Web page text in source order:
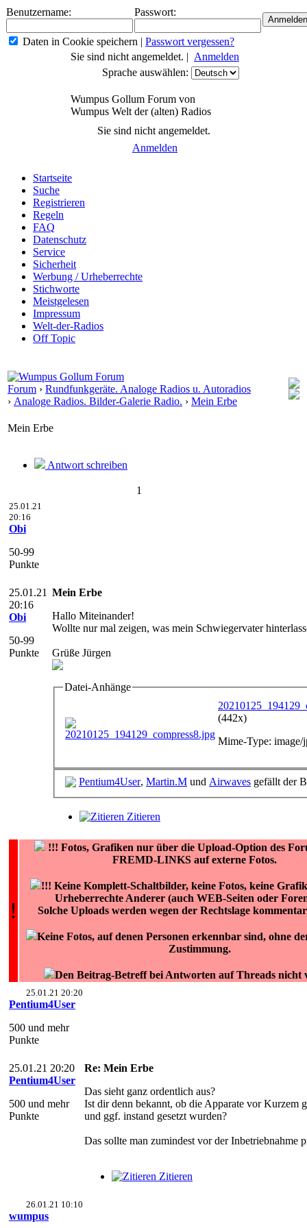
Benutzername: Passwort:
Daten in Cookie speichern | Passwort vergessen?
Sie sind nicht angemeldet. | Anmelden
Sprache auswählen:
Wumpus Gollum Forum von
Wumpus Welt der (alten) Radios
Sie sind nicht angemeldet.
Anmelden
Startseite
Suche
Registrieren
Regeln
FAQ
Datenschutz
Service
Sicherheit
Werbung / Urheberrechte
Stichworte
Meistgelesen
Impressum
Welt-der-Radios
Off Topic
Forum › Rundfunkgeräte. Analoge Radios u. Autoradios
› Analoge Radios. Bilder-Galerie Radio. › Mein Erbe
Mein Erbe
Antwort schreiben
1
25.01.21
20:16
Obi
50-99
Punkte
25.01.21
20:16
Obi
50-99
Punkte
Mein Erbe
Hallo Miteinander!
Wollte nur mal zeigen, was mein Schwiegervater
Grüße Jürgen
Datei-Anhänge
(442x)
Mime-Type: image/
Pentium4User, Martin.M und Airwaves gefällt der
Zitieren
!
!!! Fotos, Grafiken nur über die Upload-Option des
FREMD-LINKS auf externe Fotos.
!!! Keine Komplett-Schaltbilder, keine Fotos, keine
Urheberrechte Anderer (auch WEB-Seiten oder
Solche Uploads werden wegen der Rechtslage
Keine Fotos, auf denen Personen erkennbar sind, ohne
Zustimmung.
Den Beitrag-Betreff bei Antworten auf Threads nicht
25.01.21 20:20
Pentium4User
500 und mehr
Punkte
25.01.21 20:20
Pentium4User
500 und mehr
Punkte
Re: Mein Erbe
Das sieht ganz ordentlich aus?
Ist dir denn bekannt, ob die Apparate vor Kurzem
und ggf. instand gesetzt wurden?
Das sollte man zumindest vor der Inbetriebnahme
Zitieren
26.01.21 10:10
wumpus